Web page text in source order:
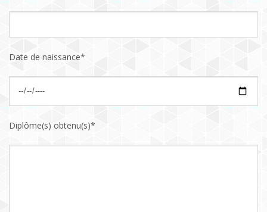
Date de naissance*
Diplôme(s) obtenu(s)*